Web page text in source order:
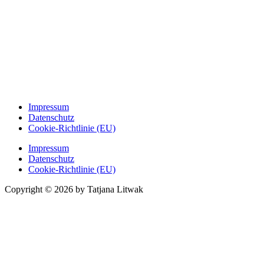
Impressum
Datenschutz
Cookie-Richtlinie (EU)
Impressum
Datenschutz
Cookie-Richtlinie (EU)
Copyright © 2026 by Tatjana Litwak